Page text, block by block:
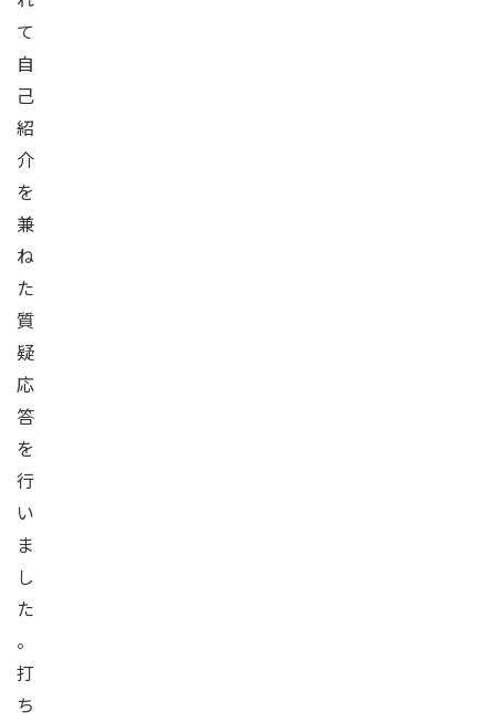
て
自
己
紹
介
を
兼
ね
た
質
疑
応
答
を
行
い
ま
し
た
。
打
ち